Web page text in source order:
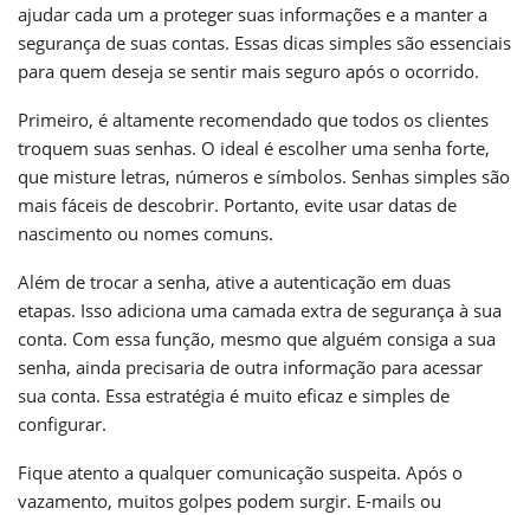
ajudar cada um a proteger suas informações e a manter a
segurança de suas contas. Essas dicas simples são essenciais
para quem deseja se sentir mais seguro após o ocorrido.
Primeiro, é altamente recomendado que todos os clientes
troquem suas senhas. O ideal é escolher uma senha forte,
que misture letras, números e símbolos. Senhas simples são
mais fáceis de descobrir. Portanto, evite usar datas de
nascimento ou nomes comuns.
Além de trocar a senha, ative a autenticação em duas
etapas. Isso adiciona uma camada extra de segurança à sua
conta. Com essa função, mesmo que alguém consiga a sua
senha, ainda precisaria de outra informação para acessar
sua conta. Essa estratégia é muito eficaz e simples de
configurar.
Fique atento a qualquer comunicação suspeita. Após o
vazamento, muitos golpes podem surgir. E-mails ou